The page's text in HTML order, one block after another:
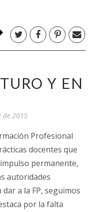
Y EN
de 2015
Profesional
docentes que
permanente,
autoridades
a la FP, seguimos
por la falta